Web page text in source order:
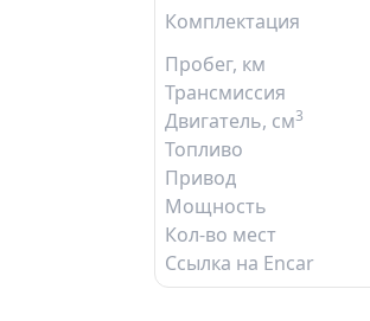
Комплектация
Пробег, км
Трансмиссия
Двигатель, см3
Топливо
Привод
Мощность
Кол-во мест
Ссылка на Encar